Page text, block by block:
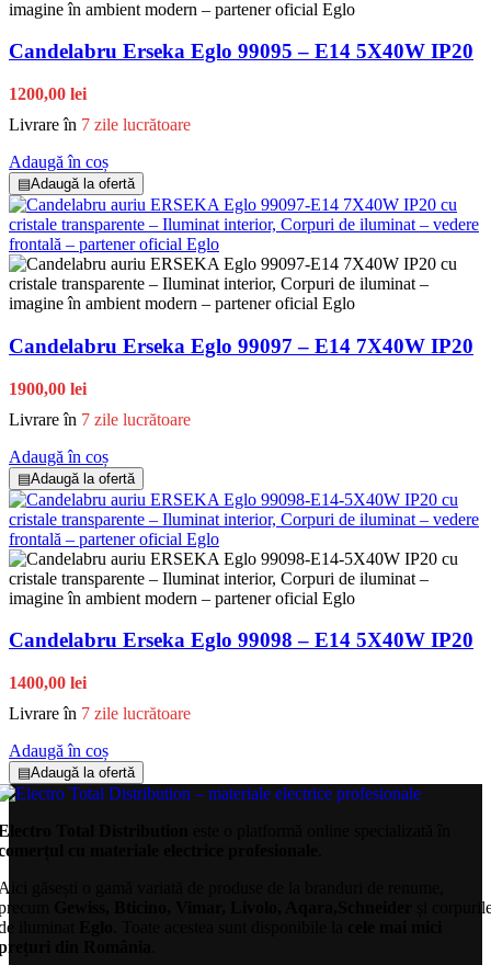
Candelabru Erseka Eglo 99095 – E14 5X40W IP20
1200,00 lei
Livrare în 7 zile lucrătoare
Adaugă în coș
▤Adaugă la ofertă
Candelabru Erseka Eglo 99097 – E14 7X40W IP20
1900,00 lei
Livrare în 7 zile lucrătoare
Adaugă în coș
▤Adaugă la ofertă
Candelabru Erseka Eglo 99098 – E14 5X40W IP20
1400,00 lei
Livrare în 7 zile lucrătoare
Adaugă în coș
▤Adaugă la ofertă
Total Distribution
cu materiale electrice profesionale
găsești o gamă variată de produse de la branduri de renume,
și
iluminat
din România